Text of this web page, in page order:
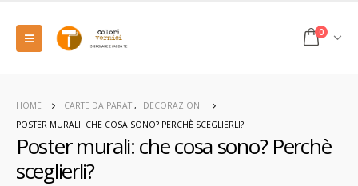
0
HOME CARTE DA PARATI,
DECORAZIONI
POSTER MURALI: CHE COSA SONO? PERCHÈ SCEGLIERLI?
Poster murali: che cosa sono? Perchè
sceglierli?